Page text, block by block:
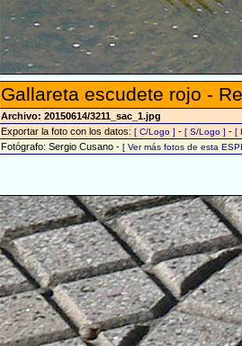
Gallareta escudete rojo -
Archivo: 20150614/3211_sac_1.jpg
Exportar la foto con los datos: [ C/Logo ] - [ S/Logo ] - [
Fotógrafo: Sergio Cusano - [ Ver más fotos de esta